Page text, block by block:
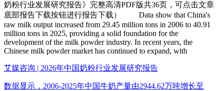
奶粉行业发展研究报告》完整高清PDF版共36页，可点击文章
底部报告下载按钮进行报告下载） Data show that China's
raw milk output increased from 29.45 million tons in 2006 to 40.91
million tons in 2025, providing a solid foundation for the
development of the milk powder industry. In recent years, the
Chinese milk powder market has continued to expand, with
艾媒咨询 | 2026年中国奶粉行业发展研究报告
数据显示，2006-2025年中国牛奶产量由2944.62万吨增长至